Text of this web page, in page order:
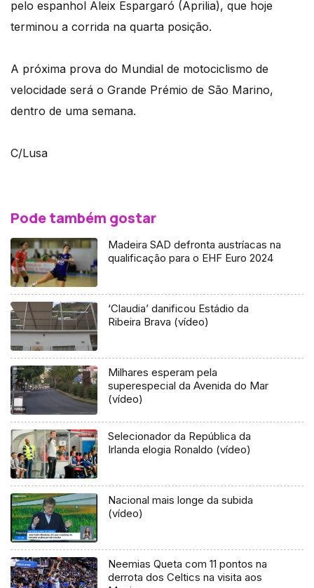
pelo espanhol Aleix Espargaró (Aprilia), que hoje
terminou a corrida na quarta posição.
A próxima prova do Mundial de motociclismo de
velocidade será o Grande Prémio de São Marino,
dentro de uma semana.
C/Lusa
Pode também gostar
Madeira SAD defronta austríacas na
qualificação para o EHF Euro 2024
‘Claudia’ danificou Estádio da
Ribeira Brava (vídeo)
Milhares esperam pela
superespecial da Avenida do Mar
(vídeo)
Selecionador da República da
Irlanda elogia Ronaldo (vídeo)
Nacional mais longe da subida
(vídeo)
Neemias Queta com 11 pontos na
derrota dos Celtics na visita aos